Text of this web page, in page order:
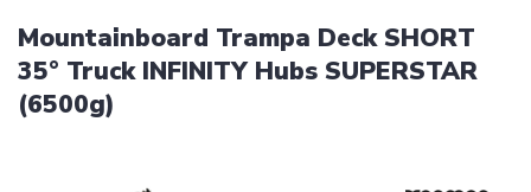
Mountainboard Trampa Deck SHORT
35° Truck INFINITY Hubs SUPERSTAR
(6500g)